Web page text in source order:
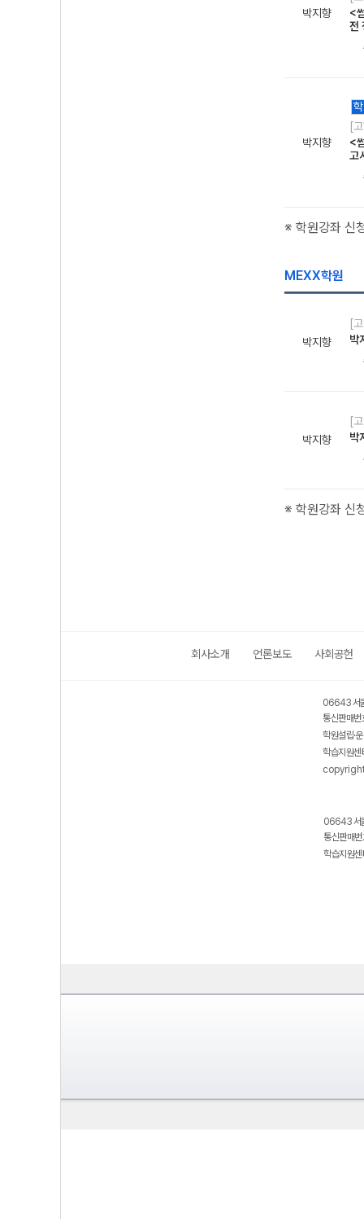
박지향
<
전
박지향
학
[
<
고
※ 학원강좌 신
MEXX학원
박지향
[
박
박지향
[
박
※ 학원강좌 신
회사소개 언론보도 사회공헌
06643 서
통신판매
학원설립·
학습지원
06643 서
통신판매
학습지원